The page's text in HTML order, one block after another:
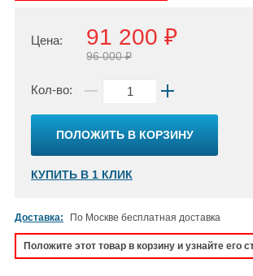
Цена: 91 200 ₽
96 000 ₽
Кол-во:
ПОЛОЖИТЬ В КОРЗИНУ
КУПИТЬ В 1 КЛИК
Доставка: По Москве бесплатная доставка
Положите этот товар в корзину и узнайте его